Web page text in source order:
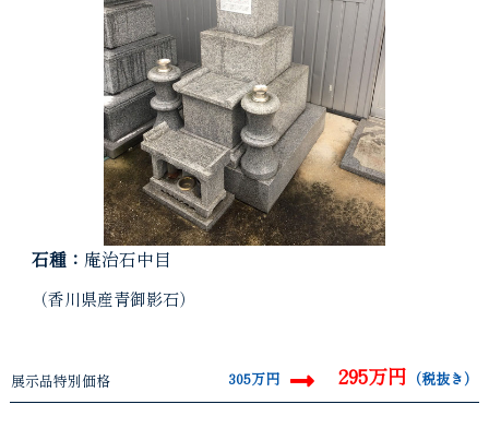
石種： 庵治石中目
（香川県産青御影石）
展示品特別価格 305万円 295万円 （税抜き）